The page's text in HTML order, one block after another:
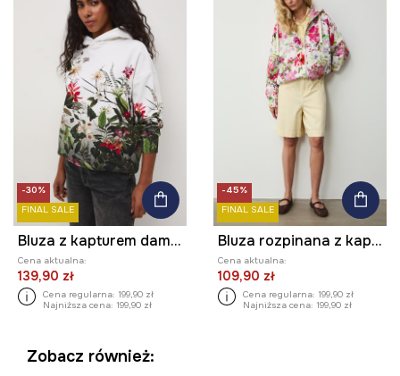
-30%
FINAL SALE
Bluza z kapturem damska bawełniana z elastanem
Cena aktualna:
139,90 zł
Cena regularna: 199,90 zł
Najniższa cena: 199,90 zł
-45%
FINAL SALE
Bluza rozpinana z kapturem damska bawełniana
Cena aktualna:
109,90 zł
Cena regularna: 199,90 zł
Najniższa cena: 199,90 zł
Zobacz również: